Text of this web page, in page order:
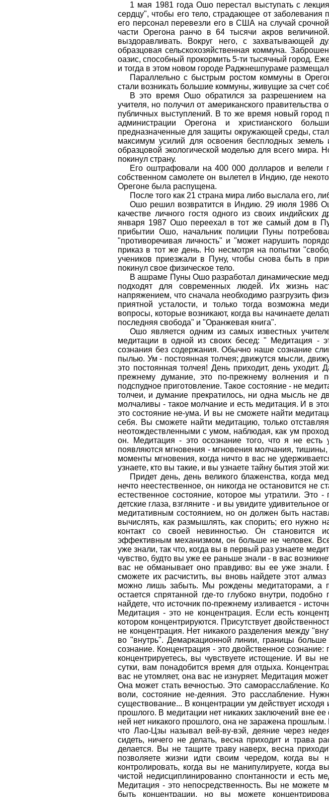
1 мая 1981 года Ошо перестал выступать с
сердцу", чтобы его тело, страдающее от заболевания
его персонал перевезли его в США на случай
части Орегона ранчо в 64 тысячи акров
выздоравливать. Вокруг него, с захватывающей
образцовая сельскохозяйственная коммуна.
оазис, способный прокормить 5-ти тысячный город.
и тогда в этом новом городе Раджнешпураме
Параллельно с быстрым ростом коммуны в
стали возникать большие коммуны, живущие за счет
В это время Ошо обратился за разрешением на
учителя, но получил от американского
публичных выступлений. В то же время новый город
администрации Орегона и христианского
предназначенные для защиты окружающей среды,
максимум усилий для освоения бесплодных
образцовой экологической моделью для всего
покинул страну.
Его оштрафовали на 400 000 долларов и велели
собственном самолете он вылетел в Индию, где
Орегоне была распущена.
После того как 21 страна мира либо выслала его,
Ошо решил возвратится в Индию. 29 июля 1986
качестве личного гостя одного из своих
января 1987 Ошо переехал в тот же самый дом в
прибытии Ошо, начальник полиции Пуны
"противоречивая личность" и "может нарушить
приказ в тот же день. Но несмотря на попытки
учеников приезжали в Пуну, чтобы снова быть в
покинул свое физическое тело.
В ашраме Пуны Ошо разработал динамические
подходят для современных людей. Их жизнь
напряжением, что сначала необходимо разгрузить
приятной усталости, и только тогда возможна
вопросы, которые возникают, когда вы начинаете
последняя свобода" и "Оранжевая книга".
Ошо является одним из самых известных
медитации в одной из своих бесед: " Медитация -
сознания без содержания. Обычно наше сознание
пылью. Ум - постоянная толчея; движутся мысли,
это постоянная толчея! День приходит, день
прежнему думание, это по-прежнему волнения и
подспудное приготовление. Такое состояние - не
толчеи, и думание прекратилось, ни одна мысль не
молчаливы - такое молчание и есть медитация. И в
это состояние не-ума. И вы не сможете найти
себя. Вы сможете найти медитацию, только
неотождествленными с умом, наблюдая, как ум
он. Медитация - это осознание того, что я не есть
появляются мгновения - мгновения молчания, тишины,
моменты мгновения, когда ничто в вас не
узнаете, кто вы такие, и вы узнаете тайну бытия этой
Придет день, день великого блаженства, когда
нечто неестественное, он никогда не остановится
естественное состояние, которое мы утратили. Это
детские глаза, взгляните - и вы увидите
медитативным состоянием, но он должен быть
вычислять, как размышлять, как спорить; его нужно
контакт со своей невинностью. Он становится
эффективным механизмом, он больше не человек.
уже знали, так что, когда вы в первый раз узнаете
чувство, будто вы уже ее раньше знали - в вас
вас не обманывает оно правдиво: вы ее уже
сможете их расчистить, вы вновь найдете этот
можно лишь забыть. Мы рождены медитаторами, а
остается спрятанной где-то глубоко внутри,
найдете, что источник по-прежнему изливается -
Медитация - это не концентрация. Если есть
котором концентрируются. Присутствует
не концентрация. Нет никакого разделения между
во "внутрь". Демаркационной линии, границы
сознание. Концентрация - это двойственное сознание:
концентрируетесь, вы чувствуете истощение. И вы
сутки, вам понадобится время для отдыха.
вас не утомляет, она вас не изнуряет. Медитация
Она может стать вечностью. Это саморасслабление.
воли, состояние не-деяния. Это расслабление.
существование... В концентрации ум действует
прошлого. В медитации нет никаких заключений вне
ней нет никакого прошлого, она не заражена прошлым.
что Лао-Цзы называл вей-ву-вэй, деяние через
сидеть, ничего не делать, весна приходит и трава
делается. Вы не тащите траву наверх, весна
позволяете жизни идти своим чередом, когда вы
контролировать, когда вы не манипулируете, когда
чистой недисциплинированно спонтанности и есть
Медитация - это непосредственность. Вы не
быть концентрации, но вы можете